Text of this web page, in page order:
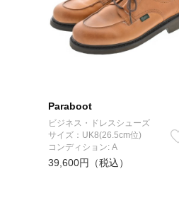
Paraboot
ビジネス・ドレスシューズ
サイズ：UK8(26.5cm位)
コンディション: A
39,600円（税込）